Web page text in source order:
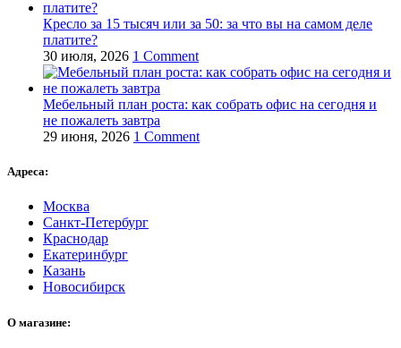
Кресло за 15 тысяч или за 50: за что вы на самом деле
платите?
30 июля, 2026 1 Comment
Мебельный план роста: как собрать офис на сегодня и
не пожалеть завтра
29 июня, 2026 1 Comment
Адреса:
Москва
Санкт-Петербург
Краснодар
Екатеринбург
Казань
Новосибирск
О магазине: